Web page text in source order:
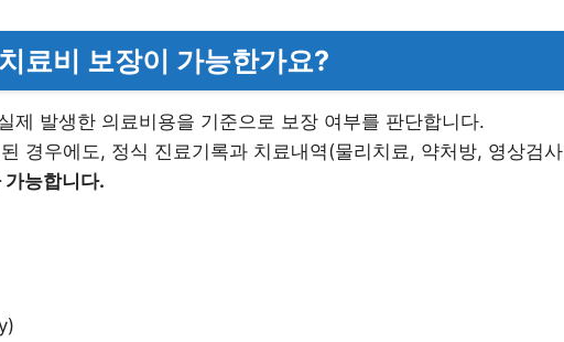
료비 보장이 가능한가요?
제 발생한 의료비용을 기준으로 보장 여부를 판단합니다.
경우에도, 정식 진료기록과 치료내역(물리치료, 약처방, 영상검사
가능합니다.